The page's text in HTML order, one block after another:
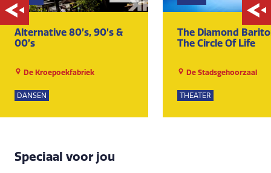
Alternative 80’s, 90’s &
00’s
De Kroepoekfabriek
DANSEN
The Diamond
The Circle Of Life
De Stadsgehoorzaal
THEATER
Speciaal voor jou